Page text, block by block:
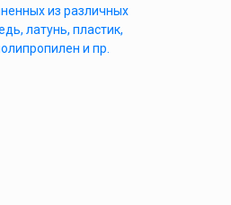
из различных
латунь, пластик,
и пр.